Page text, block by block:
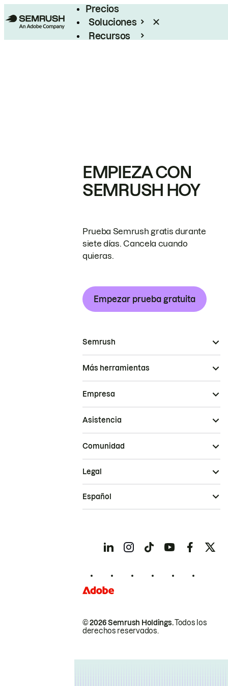
Precios
Soluciones
Recursos
EMPIEZA CON
SEMRUSH HOY
Prueba Semrush gratis durante
siete días. Cancela cuando
quieras.
Empezar prueba gratuita
Semrush
Más herramientas
Empresa
Asistencia
Comunidad
© 2026 Semrush Holdings.Todos los
derechos reservados.
Legal
Español